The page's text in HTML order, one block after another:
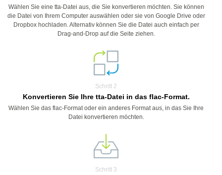
Wählen Sie eine tta-Datei aus, die Sie konvertieren möchten. Sie können
die Datei von Ihrem Computer auswählen oder sie von Google Drive oder
Dropbox hochladen. Alternativ können Sie die Datei auch einfach per
Drag-and-Drop auf die Seite ziehen.
Schritt 2
Konvertieren Sie Ihre tta-Datei in das flac-Format.
Wählen Sie das flac-Format oder ein anderes Format aus, in das Sie Ihre
Datei konvertieren möchten.
Schritt 3